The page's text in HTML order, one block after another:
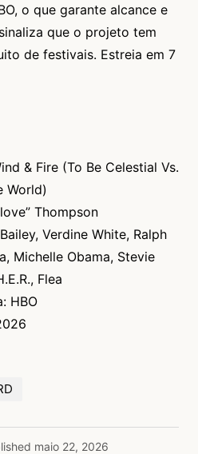
o que garante alcance e
que o projeto tem
de festivais. Estreia em 7
& Fire (To Be Celestial Vs.
World)
Thompson
Verdine White, Ralph
Michelle Obama, Stevie
Flea
HBO
maio 22, 2026